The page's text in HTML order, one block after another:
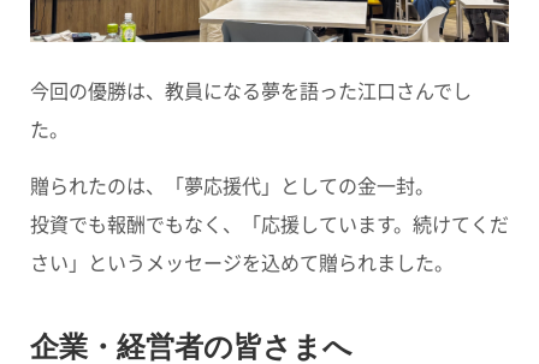
今回の優勝は、教員になる夢を語った江口さんでし
た。
贈られたのは、「夢応援代」としての金一封。
投資でも報酬でもなく、「応援しています。続けてくだ
さい」というメッセージを込めて贈られました。
企業・経営者の皆さまへ